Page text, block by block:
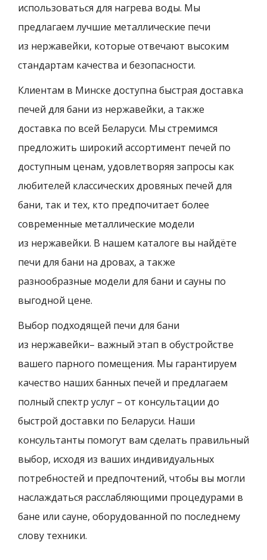
использоваться для нагрева воды. Мы
предлагаем лучшие металлические печи
из нержавейки, которые отвечают высоким
стандартам качества и безопасности.
Клиентам в Минске доступна быстрая доставка
печей для бани из нержавейки, а также
доставка по всей Беларуси. Мы стремимся
предложить широкий ассортимент печей по
доступным ценам, удовлетворяя запросы как
любителей классических дровяных печей для
бани, так и тех, кто предпочитает более
современные металлические модели
из нержавейки. В нашем каталоге вы найдёте
печи для бани на дровах, а также
разнообразные модели для бани и сауны по
выгодной цене.
Выбор подходящей печи для бани
из нержавейки– важный этап в обустройстве
вашего парного помещения. Мы гарантируем
качество наших банных печей и предлагаем
полный спектр услуг – от консультации до
быстрой доставки по Беларуси. Наши
консультанты помогут вам сделать правильный
выбор, исходя из ваших индивидуальных
потребностей и предпочтений, чтобы вы могли
наслаждаться расслабляющими процедурами в
бане или сауне, оборудованной по последнему
слову техники.